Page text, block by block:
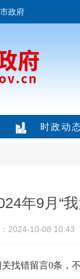
政府
时政动
年9月“
：2024-10-08
找错留言0条，